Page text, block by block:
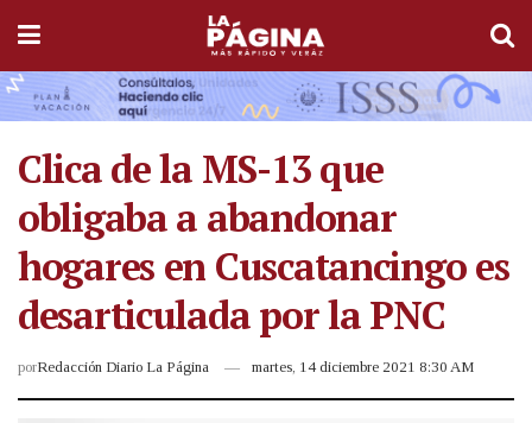
Clica de la MS-13 que
obligaba a abandonar
hogares en Cuscatancingo es
desarticulada por la PNC
porRedacción Diario La Página martes, 14 diciembre 2021 8:30 AM